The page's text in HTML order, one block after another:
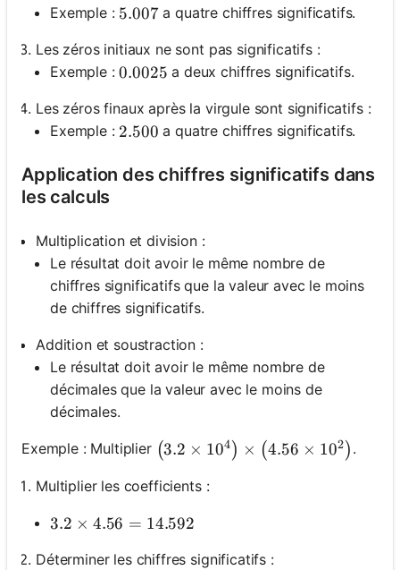
Exemple : 5.007
5.007a quatre chiffres significatifs.
Les zéros initiaux ne sont pas significatifs :
Exemple :0.0025
0.0025 a deux chiffres significatifs.
Les zéros finaux après la virgule sont significatifs :
Exemple : 2.500
2.500 a quatre chiffres significatifs.
Application des chiffres significatifs dans
les calculs
Multiplication et division :
Le résultat doit avoir le même nombre de
chiffres significatifs que la valeur avec le moins
de chiffres significatifs.
Addition et soustraction :
Le résultat doit avoir le même nombre de
décimales que la valeur avec le moins de
décimales.
Exemple : Multiplier \left(3.2 \times 10^4\right)
(3.2 × 104) × (4.56 × 102 ) .
Multiplier les coefficients :
3.2 \times 4.56=14.592
3.2 × 4.56 = 14.592
Déterminer les chiffres significatifs :